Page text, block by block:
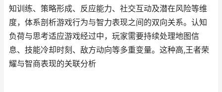
知训练、策略形成、反应能力、社交互动及潜在风险等维
度，体系剖析游戏行为与智力表现之间的双向关系。认知
负荷与思考适应游戏经过中，玩家需要持续处理地图信
息、技能冷却时刻、敌方动向等多重变量。这种高,王者荣
耀与智商表现的关联分析